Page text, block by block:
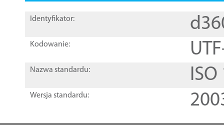
Identyfikator:
Kodowanie:
Nazwa standardu:
Wersja standardu: